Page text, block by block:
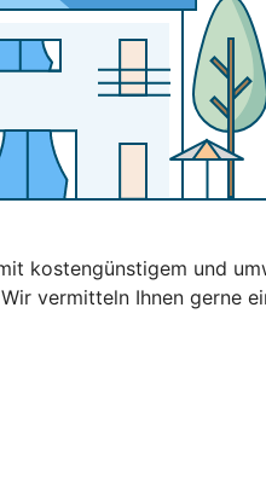
kostengünstigem und
vermitteln Ihnen gerne